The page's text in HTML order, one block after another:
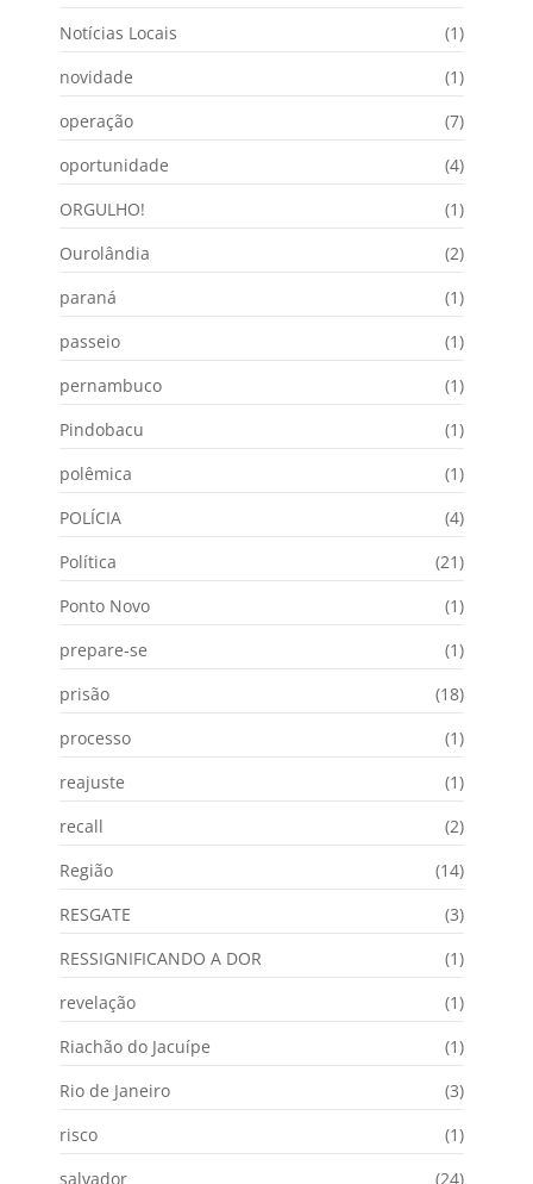
Notícias Locais
(1)
novidade
(1)
operação
(7)
oportunidade
(4)
ORGULHO!
(1)
Ourolândia
(2)
paraná
(1)
passeio
(1)
pernambuco
(1)
Pindobacu
(1)
polêmica
(1)
POLÍCIA
(4)
Política
(21)
Ponto Novo
(1)
prepare-se
(1)
prisão
(18)
processo
(1)
reajuste
(1)
recall
(2)
Região
(14)
RESGATE
(3)
RESSIGNIFICANDO A DOR
(1)
revelação
(1)
Riachão do Jacuípe
(1)
Rio de Janeiro
(3)
risco
(1)
salvador
(24)